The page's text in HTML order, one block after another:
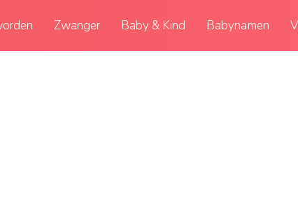
Zwanger Baby & Kind Babynamen